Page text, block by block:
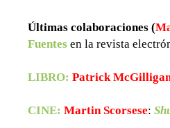
Últimas colaboraciones (
Fuentes en la revista
LIBRO: Patrick
CINE: Martin Scorsese: